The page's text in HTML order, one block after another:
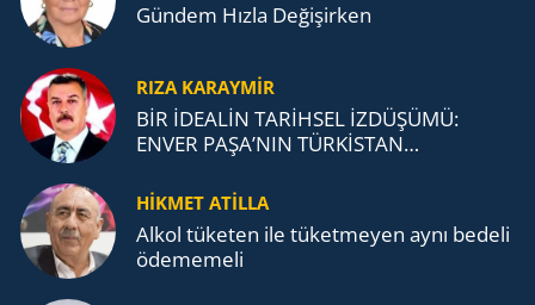
Gündem Hızla Değişirken
RIZA KARAYMIR
BİR İDEALİN TARİHSEL İZDÜŞÜMÜ:
ENVER PAŞA’NIN TÜRKİSTAN
TEŞKİLATI’NA UZANAN MİRASI
HİKMET ATİLLA
Alkol tü­ke­ten ile tü­ket­me­yen aynı be­de­li
öde­me­me­li